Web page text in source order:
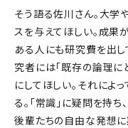
そう語る佐川さん。大学
スを与えてほしい。成果
ある人にも研究費を出し
究者には「既存の論理に
にしてほしい。それによ
る。「常識」に疑問を持
後輩たちの自由な発想に